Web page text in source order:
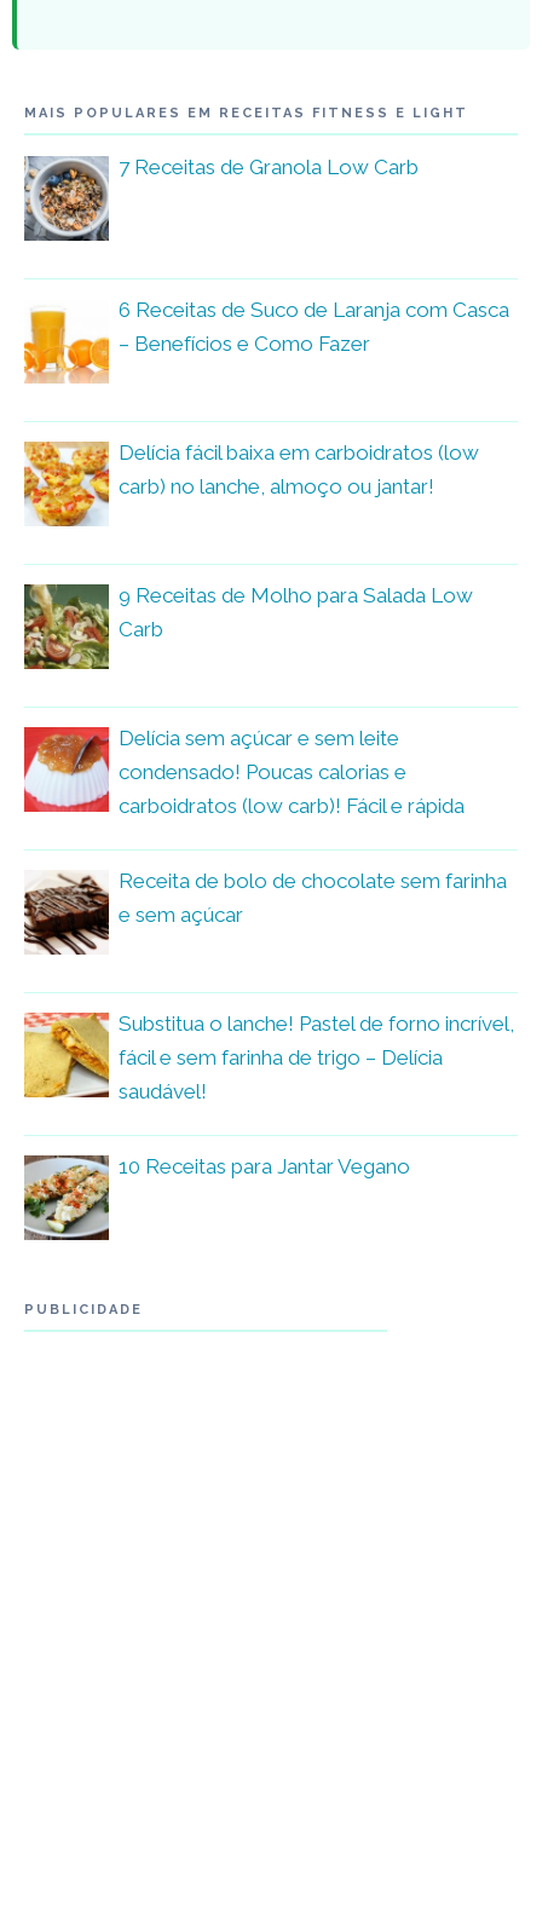
MAIS POPULARES EM RECEITAS FITNESS E LIGHT
7 Receitas de Granola Low Carb
6 Receitas de Suco de Laranja com Casca
– Benefícios e Como Fazer
Delícia fácil baixa em carboidratos (low
carb) no lanche, almoço ou jantar!
9 Receitas de Molho para Salada Low
Carb
Delícia sem açúcar e sem leite
condensado! Poucas calorias e
carboidratos (low carb)! Fácil e rápida
Receita de bolo de chocolate sem farinha
e sem açúcar
Substitua o lanche! Pastel de forno incrível,
fácil e sem farinha de trigo – Delícia
saudável!
10 Receitas para Jantar Vegano
PUBLICIDADE